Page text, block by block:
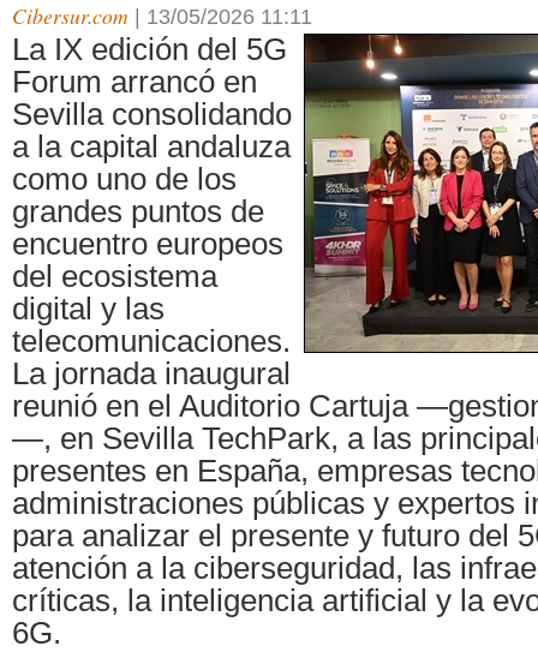
Cibersur.com 13/05/2026 11:11
La IX edición del 5G
Forum arrancó en
Sevilla consolidando
a la capital andaluza
como uno de los
grandes puntos de
encuentro europeos
del ecosistema
digital y las
telecomunicaciones.
La jornada inaugural
reunió en el Auditorio Cartuja
—, en Sevilla TechPark, a las
presentes en España, empresas
administraciones públicas y expertos
para analizar el presente y futuro del
atención a la ciberseguridad, las
críticas, la inteligencia artificial y la
6G.